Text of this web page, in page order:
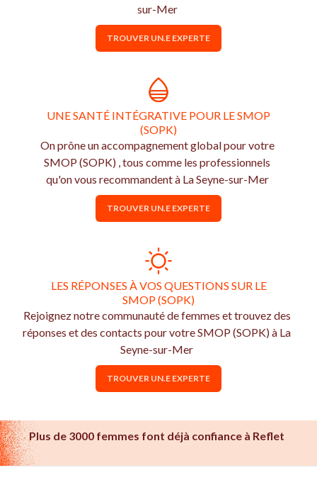
sur-Mer
TROUVER UN.E EXPERTE
UNE SANTÉ INTÉGRATIVE POUR LE SMOP
(SOPK)
On prône un accompagnement global pour votre
SMOP (SOPK) , tous comme les professionnels
qu'on vous recommandent à La Seyne-sur-Mer
TROUVER UN.E EXPERTE
LES RÉPONSES À VOS QUESTIONS SUR LE
SMOP (SOPK)
Rejoignez notre communauté de femmes et trouvez des
réponses et des contacts pour votre SMOP (SOPK) à La
Seyne-sur-Mer
TROUVER UN.E EXPERTE
Plus de 3000 femmes font déjà confiance à Reflet